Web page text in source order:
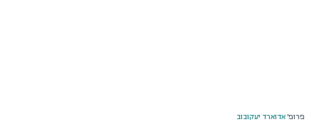
פרופ' אדוארד יעקובוב